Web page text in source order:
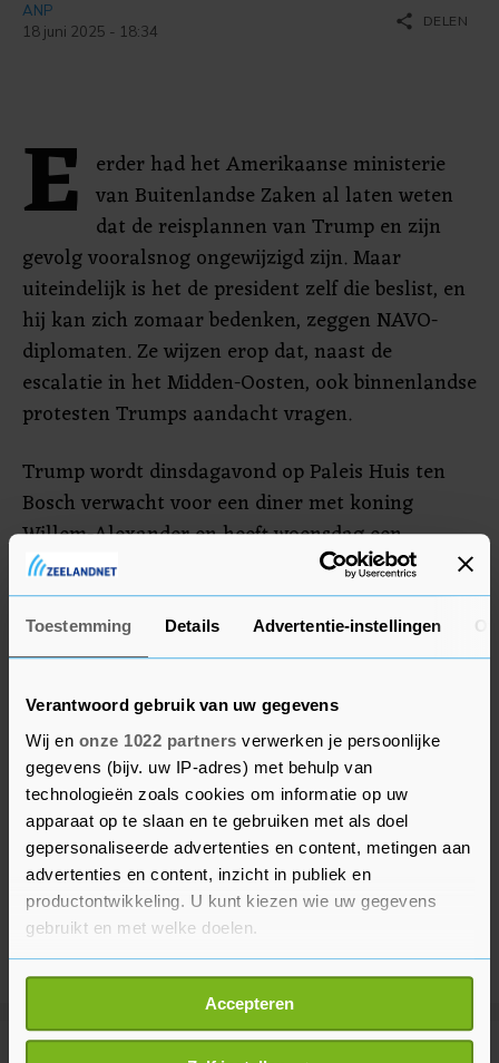
Toestemming Details Advertentie-instellingen
Verantwoord gebruik van uw gegevens
Wij en onze 1022 partners verwerken je persoonlijke
gegevens (bijv. uw IP-adres) met behulp van
technologieën zoals cookies om informatie op uw
apparaat op te slaan en te gebruiken met als doel
gepersonaliseerde advertenties en content, metingen aan
advertenties en content, inzicht in publiek en
productontwikkeling. U kunt kiezen wie uw gegevens
gebruikt en met welke doelen.
Als u het toestaat, willen we ook graag:
Informatie verzamelen over uw geografische
locatie, die tot een paar meter nauwkeurig kan zijn
Accepteren
ANP
18 juni 2025 - 18:34
share DELEN
E erder had het Amerikaanse ministerie
van Buitenlandse Zaken al laten weten
dat de reisplannen van Trump en zijn
gevolg vooralsnog ongewijzigd zijn. Maar
uiteindelijk is het de president zelf die beslist, en
hij kan zich zomaar bedenken, zeggen NAVO-
diplomaten. Ze wijzen erop dat, naast de
escalatie in het Midden-Oosten, ook binnenlandse
protesten Trumps aandacht vragen.
Trump wordt dinsdagavond op Paleis Huis ten
Bosch verwacht voor een diner met koning
Willem-Alexander en heeft woensdag een
vergadering met de andere 31 NAVO-leiders.